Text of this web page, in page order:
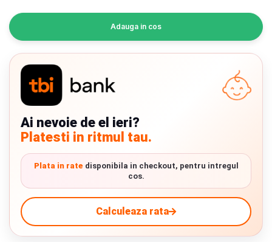
Despre noi
Blog
Regulament giveaway
Showroom
Adauga in cos
Ai nevoie de el ieri?
Platesti in ritmul tau.
Plata in ratedisponibila in checkout, pentru intregul
cos.
Calculeaza rata
Chrome cu detalii negre
Verde cu detalii negre
Livrare prin curier in Romania si in Uniunea